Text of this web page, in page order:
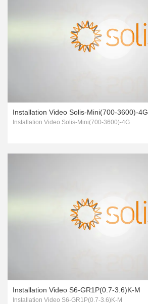
Installation Video Solis-Mini(700-3600)-4G
Installation Video Solis-Mini(700-3600)-4G
Installation Video S6-GR1P(0.7-3.6)K-M
Installation Video S6-GR1P(0.7-3.6)K-M